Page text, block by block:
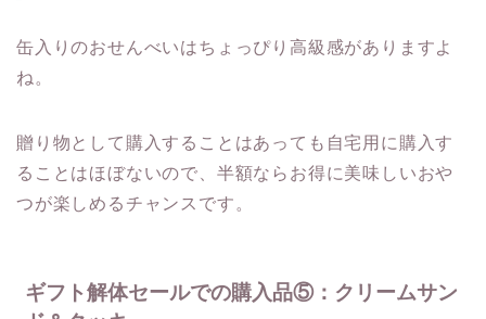
缶入りのおせんべいはちょっぴり高級感がありますよ
ね。
贈り物として購入することはあっても自宅用に購入す
ることはほぼないので、半額ならお得に美味しいおや
つが楽しめるチャンスです。
ギフト解体セールでの購入品⑤：クリームサン